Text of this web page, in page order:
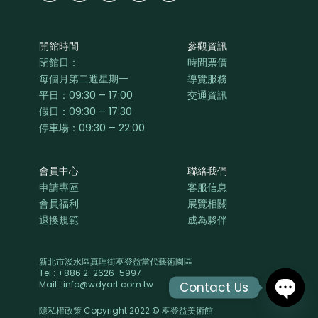
開館時間
閉館日：
每個月第二週星期一
平日： 09:30 – 17:00
假日：09:30 – 17:30
停車場：09:30 – 22:00
參觀資訊
時間票價
導覽服務
交通資訊
會員中心
申請專區
會員福利
退換規範
聯絡我們
客服信息
展覽相關
成為夥伴
新北市淡水區真理街巫登益當代藝術園區
Tel : +886 2-2626-5997
Mail : info@wdyart.com.tw
隱私權政策 Copyright 2022 © 巫登益美術館
Contact Us